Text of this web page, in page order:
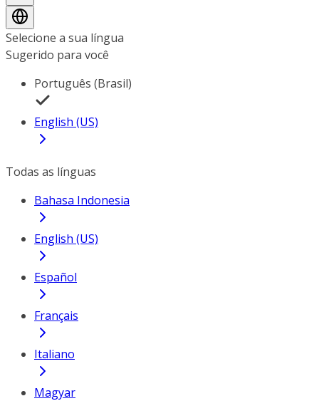
Selecione a sua língua
Sugerido para você
Português (Brasil)
English (US)
Todas as línguas
Bahasa Indonesia
English (US)
Español
Français
Italiano
Magyar